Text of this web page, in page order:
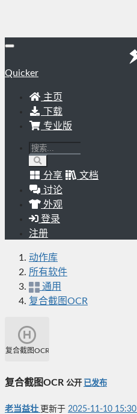
Quicker
主页
下载
专业版
分享
文档
讨论
外观
登录
注册
动作库
所有软件
通用
复合截图OCR
复合截图OCR
复合截图OCR 公开 已发布
老当益壮 更新于 2025-11-10 15:30